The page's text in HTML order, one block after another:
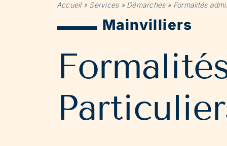
Accueil» Services» Démarches» Formalités
Mainvilliers